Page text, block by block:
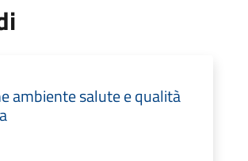
ambiente salute e qualità